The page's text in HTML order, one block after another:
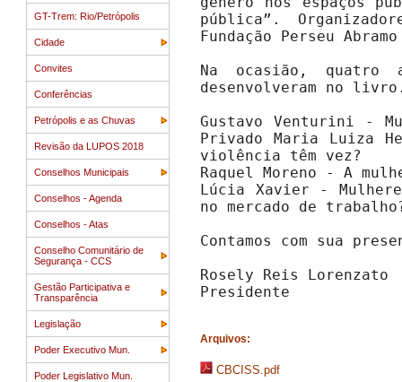
GT-Trem: Rio/Petrópolis
Cidade
Convites
Conferências
Petrópolis e as Chuvas
Revisão da LUPOS 2018
Conselhos Municipais
Conselhos - Agenda
Conselhos - Atas
Conselho Comunitário de
Segurança - CCS
Gestão Participativa e
Transparência
Legislação
Poder Executivo Mun.
Poder Legislativo Mun.
pública”.
Fundação Perseu
Na ocasião, quatro
desenvolveram no
Gustavo Venturini -
Privado Maria Luiza
violência têm vez?
Raquel Moreno - A
Lúcia Xavier -
no mercado de
Contamos com sua
Rosely Reis Lorenzato
Presidente
Arquivos:
CBCISS.pdf